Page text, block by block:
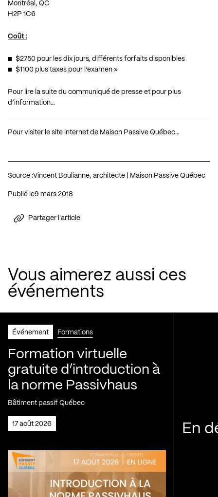
Montréal, QC
H2P 1C6
Coût :
$2750 pour les dix jours, différents forfaits disponibles
$1100 plus taxes pour l’examen »
Pour lire la suite du communiqué de presse et pour plus
d’information…
Pour visiter le site internet de Maison Passive Québec…
Source :Vincent Boulianne, architecte | Maison Passive Québec
Publié le 9 mars 2018
Partager l'article
Vous aimerez aussi ces
événements
Événement Formations
Formation virtuelle
gratuite d’introduction à
la norme Passivhaus
Bâtiment passif Québec
17 août 2026 En